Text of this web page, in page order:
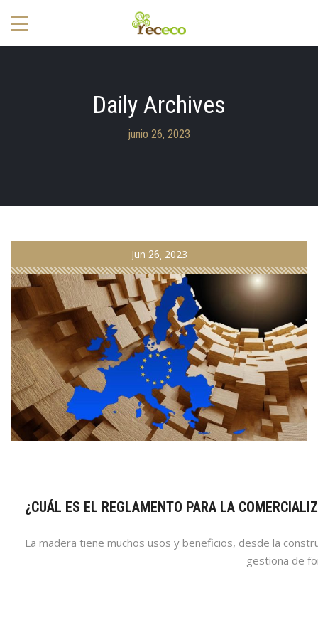
Daily Archives
junio 26, 2023
Jun 26 2023
¿CUÁL ES EL REGLAMENTO PARA LA
La madera tiene muchos usos y beneficios, desde la
gestiona de